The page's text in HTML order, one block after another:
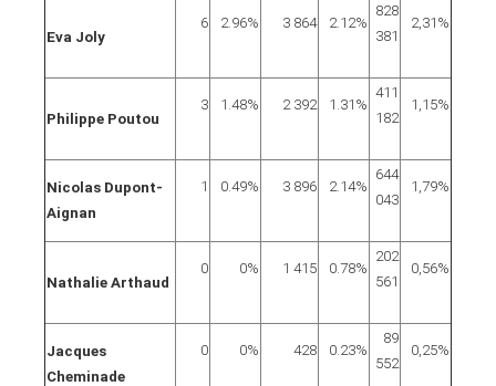
Eva Joly
6 2.96% 3 864 2.12%
828
381
2,31%
Philippe Poutou
3 1.48% 2 392 1.31%
411
182
1,15%
Nicolas Dupont-
Aignan
1 0.49% 3 896 2.14%
644
043
1,79%
Nathalie Arthaud
0 0% 1 415 0.78%
202
561
0,56%
Jacques
Cheminade
0 0% 428 0.23%
89
552
0,25%